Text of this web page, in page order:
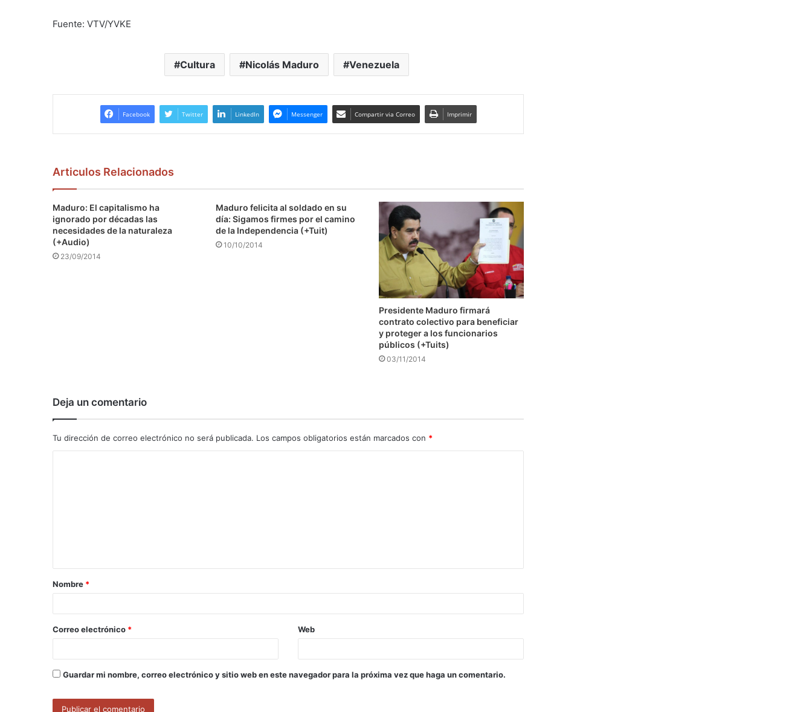
Fuente: VTV/YVKE
Cultura Nicolás Maduro Venezuela
Facebook Twitter LinkedIn Messenger Compartir via Correo Imprimir
Articulos Relacionados
Maduro: El capitalismo ha
ignorado por décadas las
necesidades de la naturaleza
(+Audio)
23/09/2014
Maduro felicita al soldado en su
día: Sigamos firmes por el camino
de la Independencia (+Tuit)
10/10/2014
Presidente Maduro firmará
contrato colectivo para beneficiar
y proteger a los funcionarios
públicos (+Tuits)
03/11/2014
Deja un comentario
Tu dirección de correo electrónico no será publicada. Los campos obligatorios están marcados con *
a
r
*
Nombre *
Correo electrónico * Web
Guardar mi nombre, correo electrónico y sitio web en este navegador para la próxima vez que haga un comentario.